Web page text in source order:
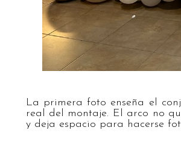
La primera foto enseña el
real del montaje. El arco no
y deja espacio para hacerse